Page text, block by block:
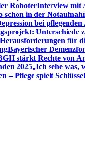
RoboterInterview mit
schon in der
bei
Unterschiede
für
Bayerischer
stärkt Rechte von
2025„Ich sehe was,
– Pflege spielt